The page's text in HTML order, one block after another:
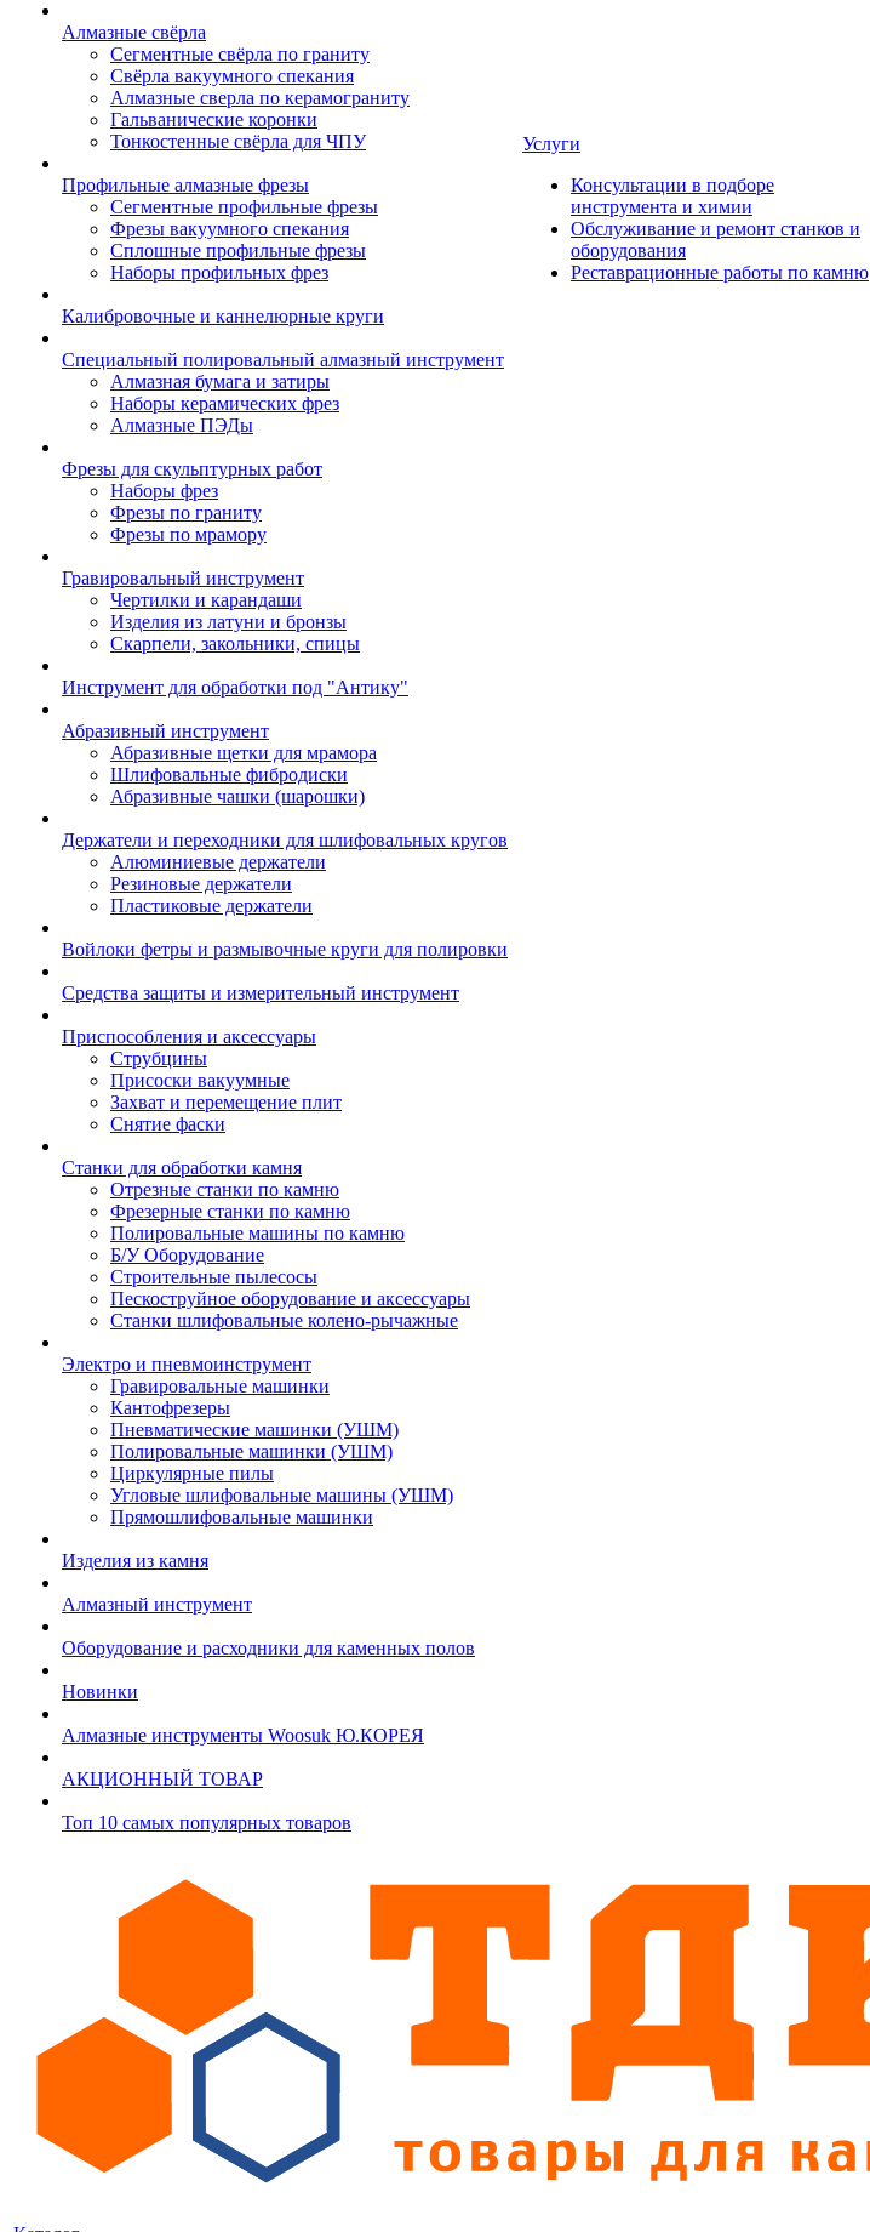
Алмазные свёрла
Сегментные свёрла по граниту
Свёрла вакуумного спекания
Алмазные сверла по керамограниту
Гальванические коронки
Тонкостенные свёрла для ЧПУ
Профильные алмазные фрезы
Сегментные профильные фрезы
Фрезы вакуумного спекания
Сплошные профильные фрезы
Наборы профильных фрез
Калибровочные и каннелюрные круги
Специальный полировальный алмазный инструмент
Алмазная бумага и затиры
Наборы керамических фрез
Алмазные ПЭДы
Фрезы для скульптурных работ
Наборы фрез
Фрезы по граниту
Фрезы по мрамору
Гравировальный инструмент
Чертилки и карандаши
Изделия из латуни и бронзы
Скарпели, закольники, спицы
Инструмент для обработки под "Антику"
Абразивный инструмент
Абразивные щетки для мрамора
Шлифовальные фибродиски
Абразивные чашки (шарошки)
Держатели и переходники для шлифовальных кругов
Алюминиевые держатели
Резиновые держатели
Пластиковые держатели
Войлоки фетры и размывочные круги для полировки
Средства защиты и измерительный инструмент
Приспособления и аксессуары
Струбцины
Присоски вакуумные
Захват и перемещение плит
Снятие фаски
Станки для обработки камня
Отрезные станки по камню
Фрезерные станки по камню
Полировальные машины по камню
Б/У Оборудование
Строительные пылесосы
Пескоструйное оборудование и аксессуары
Станки шлифовальные колено-рычажные
Электро и пневмоинструмент
Гравировальные машинки
Кантофрезеры
Пневматические машинки (УШМ)
Полировальные машинки (УШМ)
Циркулярные пилы
Угловые шлифовальные машины (УШМ)
Прямошлифовальные машинки
Изделия из камня
Алмазный инструмент
Оборудование и расходники для каменных полов
Новинки
Алмазные инструменты Woosuk Ю.КОРЕЯ
АКЦИОННЫЙ ТОВАР
Топ 10 самых популярных товаров
Услуги
Консультации в подборе
инструмента и химии
Обслуживание и ремонт станков и
оборудования
Реставрационные работы по камню